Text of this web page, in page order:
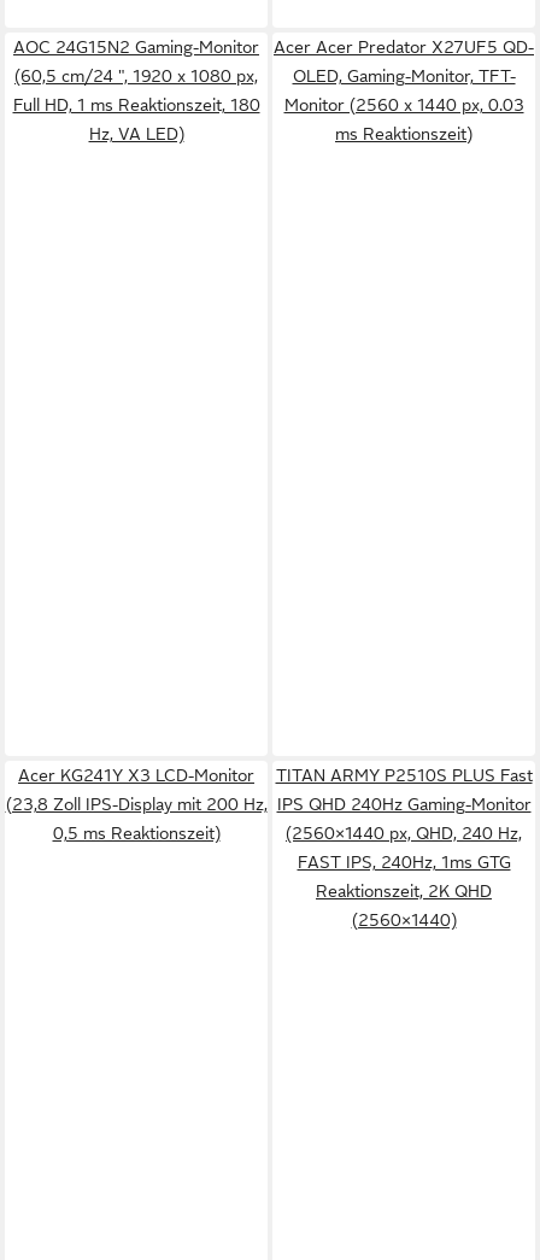
AOC 24G15N2 Gaming-Monitor
(60,5 cm/24 ", 1920 x 1080 px,
Full HD, 1 ms Reaktionszeit, 180
Hz, VA LED)
Acer Acer Predator X27UF5 QD-
OLED, Gaming-Monitor, TFT-
Monitor (2560 x 1440 px, 0.03
ms Reaktionszeit)
Acer KG241Y X3 LCD-Monitor
(23,8 Zoll IPS-Display mit 200 Hz,
0,5 ms Reaktionszeit)
TITAN ARMY P2510S PLUS Fast
IPS QHD 240Hz Gaming-Monitor
(2560×1440 px, QHD, 240 Hz,
FAST IPS, 240Hz, 1ms GTG
Reaktionszeit, 2K QHD
(2560×1440)